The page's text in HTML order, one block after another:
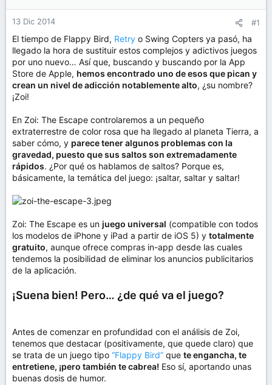
r
d
e
t
e
m
a
n
o
13 Dic 2014 #1
El tiempo de Flappy Bird, Retry o Swing Copters ya pasó, ha
llegado la hora de sustituir estos complejos y adictivos juegos
por uno nuevo… Así que, buscando y buscando por la App
Store de Apple, hemos encontrado uno de esos que pican y
crean un nivel de adicción notablemente alto, ¿su nombre?
¡Zoi!
En Zoi: The Escape controlaremos a un pequeño
extraterrestre de color rosa que ha llegado al planeta Tierra, a
saber cómo, y parece tener algunos problemas con la
gravedad, puesto que sus saltos son extremadamente
rápidos. ¿Por qué os hablamos de saltos? Porque es,
básicamente, la temática del juego: ¡saltar, saltar y saltar!
Zoi: The Escape es un juego universal (compatible con todos
los modelos de iPhone y iPad a partir de iOS 5) y totalmente
gratuito, aunque ofrece compras in-app desde las cuales
tendemos la posibilidad de eliminar los anuncios publicitarios
de la aplicación.
¡Suena bien! Pero… ¿de qué va el juego?
Antes de comenzar en profundidad con el análisis de Zoi,
tenemos que destacar (positivamente, que quede claro) que
se trata de un juego tipo “Flappy Bird” que te engancha, te
entretiene, ¡pero también te cabrea! Eso sí, aportando unas
buenas dosis de humor.